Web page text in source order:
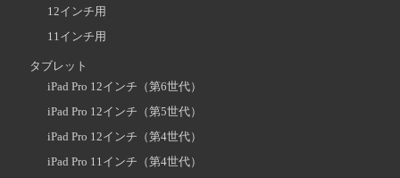
12インチ用
11インチ用
タブレット
iPad Pro 12インチ（第6世代）
iPad Pro 12インチ（第5世代）
iPad Pro 12インチ（第4世代）
iPad Pro 11インチ（第4世代）